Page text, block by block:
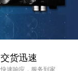
交货迅速
快速响应，服务到家